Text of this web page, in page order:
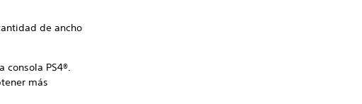
de ancho
PS4®.
más